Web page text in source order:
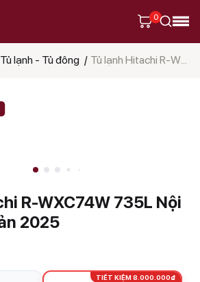
0
Tủ lạnh - Tủ đông Tủ lạnh Hitachi R-WXC74W 735L Nội địa Nhật – Bản 2025
R-WXC74W 735L Nội
2025
TIẾT KIỆM 8.000.000₫